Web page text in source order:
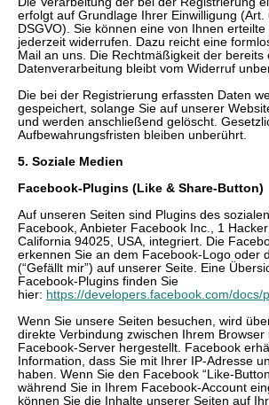
erfolgt auf Grundlage Ihrer Einwilligung (Art.
DSGVO). Sie können eine von Ihnen erteilte
jederzeit widerrufen. Dazu reicht eine
Mail an uns. Die Rechtmäßigkeit der bereits
Datenverarbeitung bleibt vom Widerruf
Die bei der Registrierung erfassten Daten
gespeichert, solange Sie auf unserer
und werden anschließend gelöscht.
Aufbewahrungsfristen bleiben unberührt.
5. Soziale Medien
Facebook-Plugins (Like & Share-Button)
Auf unseren Seiten sind Plugins des
Facebook, Anbieter Facebook Inc., 1
California 94025, USA, integriert. Die
erkennen Sie an dem Facebook-Logo oder
(“Gefällt mir”) auf unserer Seite. Eine
Facebook-Plugins finden Sie
hier: https://developers.facebook.com/docs/
Wenn Sie unsere Seiten besuchen, wird
direkte Verbindung zwischen Ihrem Browser
Facebook-Server hergestellt. Facebook
Information, dass Sie mit Ihrer IP-Adresse
haben. Wenn Sie den Facebook “Like-
während Sie in Ihrem Facebook-Account
können Sie die Inhalte unserer Seiten auf